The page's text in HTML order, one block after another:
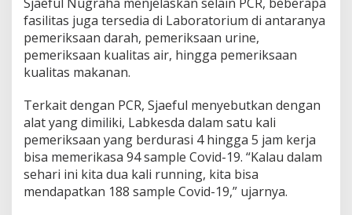
fasilitas juga tersedia di Laboratorium di antaranya
pemeriksaan darah, pemeriksaan urine,
pemeriksaan kualitas air, hingga pemeriksaan
kualitas makanan.
Terkait dengan PCR, Sjaeful menyebutkan dengan
alat yang dimiliki, Labkesda dalam satu kali
pemeriksaan yang berdurasi 4 hingga 5 jam kerja
bisa memerikasa 94 sample Covid-19. “Kalau dalam
sehari ini kita dua kali running, kita bisa
mendapatkan 188 sample Covid-19,” ujarnya.